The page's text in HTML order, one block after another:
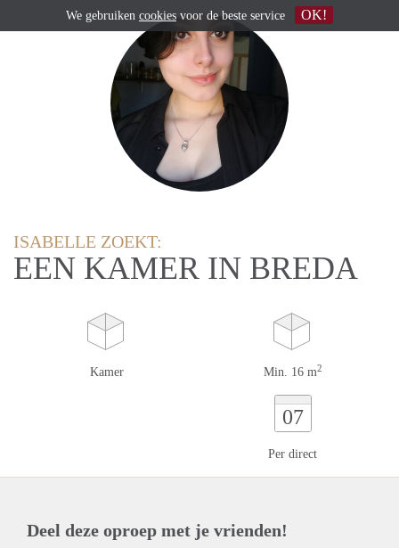
ISABELLE ZOEKT:
EEN KAMER IN BREDA
Kamer Min. 16 m2
07
Per direct
Deel deze oproep met je vrienden!
We gebruiken cookies voor de beste service OK!